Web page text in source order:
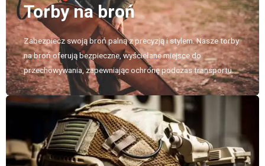
Torby na broń
Zabezpiecz swoją broń palną z precyzją i stylem. Nasze torby
na broń oferują bezpieczne, wyściełane miejsce do
przechowywania, zapewniając ochronę podczas transportu.